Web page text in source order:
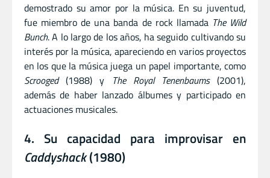
demostrado su amor por la música. En su juventud,
fue miembro de una banda de rock llamada The Wild
Bunch. A lo largo de los años, ha seguido cultivando su
interés por la música, apareciendo en varios proyectos
en los que la música juega un papel importante, como
Scrooged(1988) y The Royal Tenenbaums(2001),
además de haber lanzado álbumes y participado en
actuaciones musicales.
4. Su capacidad para improvisar en
Caddyshack(1980)